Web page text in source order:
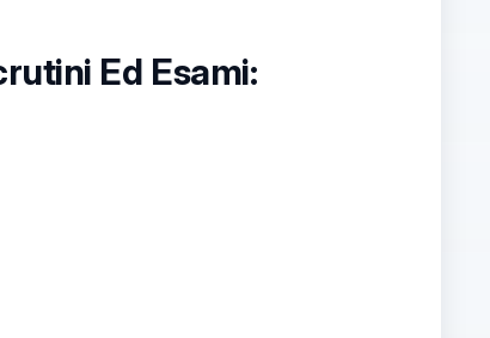
Ed Esami: